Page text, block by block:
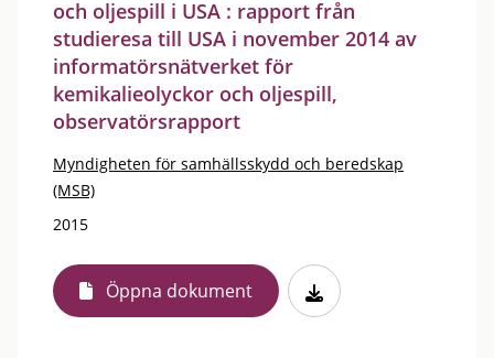
och oljespill i USA : rapport från
studieresa till USA i november 2014 av
informatörsnätverket för
kemikalieolyckor och oljespill,
observatörsrapport
Myndigheten för samhällsskydd och beredskap
(MSB)
2015
Öppna dokument